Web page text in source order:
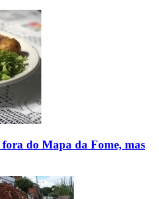
do Mapa da Fome, mas